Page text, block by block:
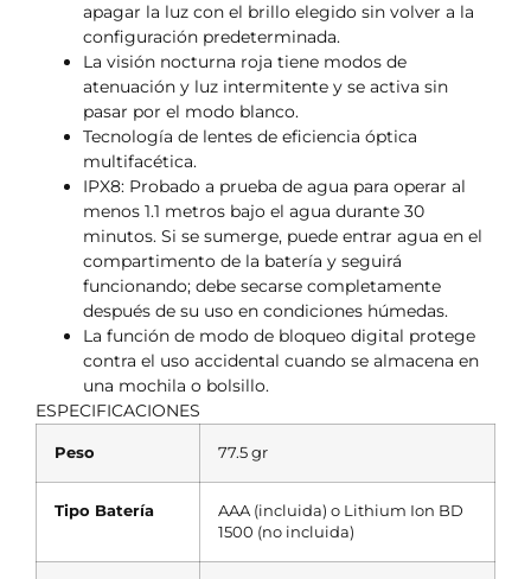
apagar la luz con el brillo elegido sin volver a la
configuración predeterminada.
La visión nocturna roja tiene modos de
atenuación y luz intermitente y se activa sin
pasar por el modo blanco.
Tecnología de lentes de eficiencia óptica
multifacética.
IPX8: Probado a prueba de agua para operar al
menos 1.1 metros bajo el agua durante 30
minutos. Si se sumerge, puede entrar agua en el
compartimento de la batería y seguirá
funcionando; debe secarse completamente
después de su uso en condiciones húmedas.
La función de modo de bloqueo digital protege
contra el uso accidental cuando se almacena en
una mochila o bolsillo.
ESPECIFICACIONES
Peso 77.5 gr
Tipo Batería
AAA (incluida) o Lithium Ion BD
1500 (no incluida)